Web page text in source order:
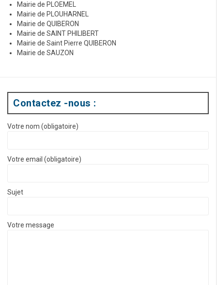
Mairie de PLOEMEL
Mairie de PLOUHARNEL
Mairie de QUIBERON
Mairie de SAINT PHILIBERT
Mairie de Saint Pierre QUIBERON
Mairie de SAUZON
Contactez -nous :
Votre nom (obligatoire)
Votre email (obligatoire)
Sujet
Votre message